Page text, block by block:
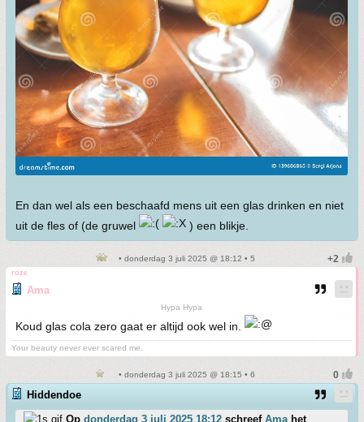
En dan wel als een beschaafd mens uit een glas drinken en niet
uit de fles of (de gruwel
) een blikje.
• donderdag 3 juli 2025 @ 18:12 • 5
roze
Ama
Hypa Hypa
Koud glas cola zero gaat er altijd ook wel in.
Your beauty never ever scared me.
• donderdag 3 juli 2025 @ 18:15 • 6
Hiddendoe
Op donderdag 3 juli 2025 18:12 schreef Ama het